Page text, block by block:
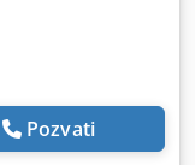
Pozvati